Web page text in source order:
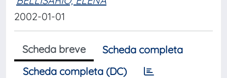
2002-01-01
Scheda breve
Scheda completa
Scheda completa (DC)